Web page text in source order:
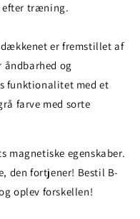
efter træning.
er fremstillet af
og
funktionalitet med et
farve med sorte
magnetiske egenskaber.
den fortjener! Bestil B-
oplev forskellen!